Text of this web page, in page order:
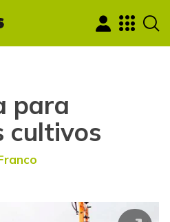
para
cultivos